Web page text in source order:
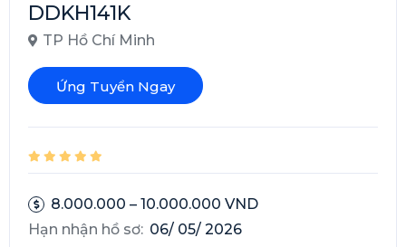
DDKH141K
TP Hồ Chí Minh
Ứng Tuyển Ngay
8.000.000 – 10.000.000 VND
Hạn nhận hồ sơ: 06/ 05/ 2026